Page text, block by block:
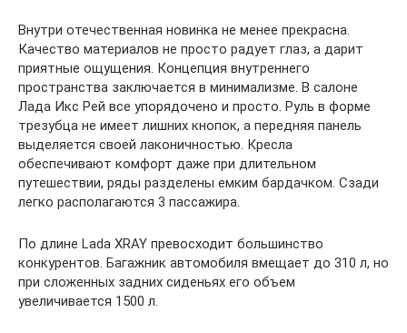
Внутри отечественная новинка не менее прекрасна.
Качество материалов не просто радует глаз, а дарит
приятные ощущения. Концепция внутреннего
пространства заключается в минимализме. В салоне
Лада Икс Рей все упорядочено и просто. Руль в форме
трезубца не имеет лишних кнопок, а передняя панель
выделяется своей лаконичностью. Кресла
обеспечивают комфорт даже при длительном
путешествии, ряды разделены емким бардачком. Сзади
легко располагаются 3 пассажира.
По длине Lada XRAY превосходит большинство
конкурентов. Багажник автомобиля вмещает до 310 л, но
при сложенных задних сиденьях его объем
увеличивается 1500 л.